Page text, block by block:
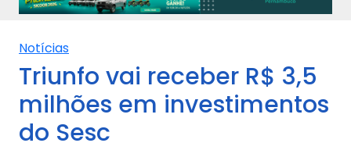
Notícias
Triunfo vai receber R$ 3,5
milhões em investimentos
do Sesc